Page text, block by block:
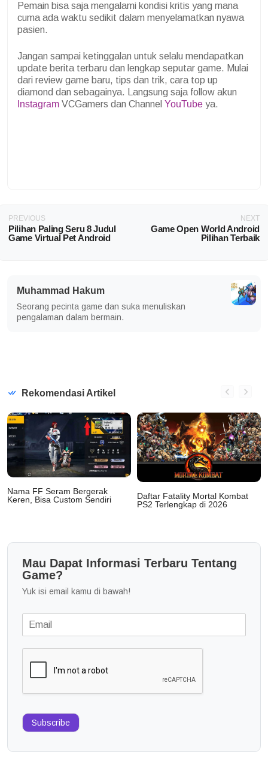
Pemain bisa saja mengalami kondisi kritis yang mana
cuma ada waktu sedikit dalam menyelamatkan nyawa
pasien.
Jangan sampai ketinggalan untuk selalu mendapatkan
update berita terbaru dan lengkap seputar game. Mulai
dari review game baru, tips dan trik, cara top up
diamond dan sebagainya. Langsung saja follow akun
Instagram VCGamers dan Channel YouTube ya.
PREVIOUS
Pilihan Paling Seru 8 Judul
Game Virtual Pet Android
NEXT
Game Open World Android
Pilihan Terbaik
Muhammad Hakum
Seorang pecinta game dan suka menuliskan
pengalaman dalam bermain.
Rekomendasi Artikel
Nama FF Seram Bergerak
Keren, Bisa Custom Sendiri
Daftar Fatality Mortal Kombat
PS2 Terlengkap di 2026
Mau Dapat Informasi Terbaru Tentang
Game?
Yuk isi email kamu di bawah!
Subscribe